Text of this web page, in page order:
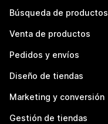
Búsqueda de productos
Venta de productos
Pedidos y envíos
Diseño de tiendas
Marketing y conversión
Gestión de tiendas